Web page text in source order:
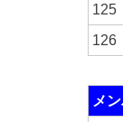
125
126
メ